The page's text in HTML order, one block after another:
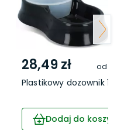
28,49 zł od
Plastikowy dozownik
Dodaj do